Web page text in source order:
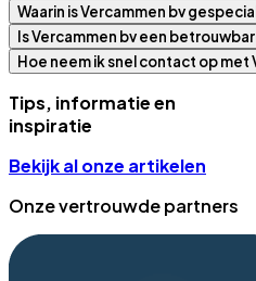
Waarin is Vercammen bv
Is Vercammen bv een
Hoe neem ik snel contact op met
Tips, informatie en
inspiratie
Bekijk al onze artikelen
Onze vertrouwde partners